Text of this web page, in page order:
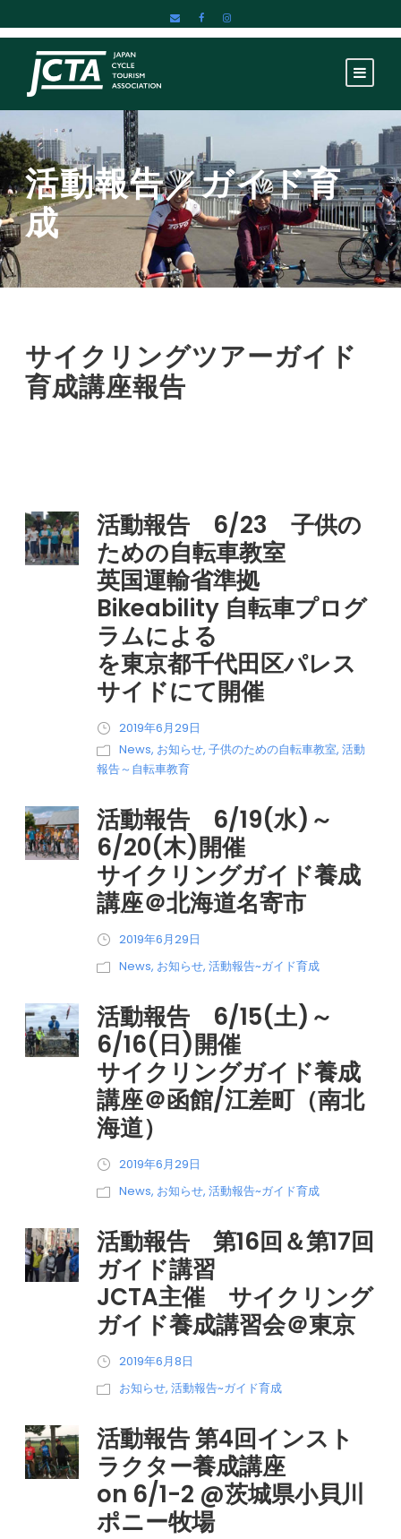
活動報告／ガイド育
成
サイクリングツアーガイド
育成講座報告
活動報告 6/23 子供の
ための自転車教室
英国運輸省準拠
Bikeability 自転車プログ
ラムによる
を東京都千代田区パレス
サイドにて開催
2019年6月29日
News, お知らせ, 子供のための自転車教室, 活動
報告～自転車教育
活動報告 6/19(水)～
6/20(木)開催
サイクリングガイド養成
講座＠北海道名寄市
2019年6月29日
News, お知らせ, 活動報告~ガイド育成
活動報告 6/15(土)～
6/16(日)開催
サイクリングガイド養成
講座＠函館/江差町（南北
海道）
2019年6月29日
News, お知らせ, 活動報告~ガイド育成
活動報告 第16回＆第17回
ガイド講習
JCTA主催 サイクリング
ガイド養成講習会＠東京
2019年6月8日
お知らせ, 活動報告~ガイド育成
活動報告 第4回インスト
ラクター養成講座
on 6/1-2 @茨城県小貝川
ポニー牧場